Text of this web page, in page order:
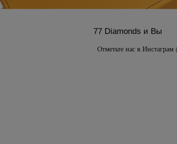
77 Diamonds и Вы
Отметьте нас в